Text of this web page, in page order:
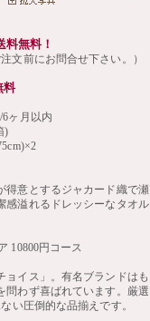
無料！
文前にお問合せ下さい。）
料
ヶ月以内
)
得意とするジャカード織で瀬
感溢れるドレッシーなタオル
10800円コース
ョイス」。有名ブランドはも
問わず喜ばれています。厳選
い圧倒的な品揃えです。